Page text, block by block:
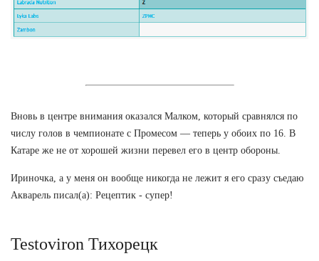
Вновь в центре внимания оказался Малком, который сравнялся по
числу голов в чемпионате с Промесом — теперь у обоих по 16. В
Катаре же не от хорошей жизни перевел его в центр обороны.
Ириночка, а у меня он вообще никогда не лежит я его сразу съедаю
Акварель писал(а): Рецептик - супер!
Testoviron Тихорецк